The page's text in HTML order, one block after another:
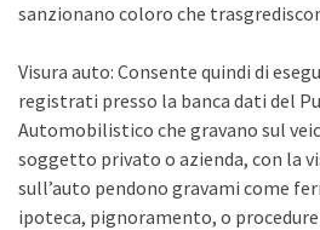
sanzionano coloro che
Visura auto: Consente quindi di
registrati presso la banca dati del
Automobilistico che gravano sul
soggetto privato o azienda, con la
sull’auto pendono gravami come
ipoteca, pignoramento, o